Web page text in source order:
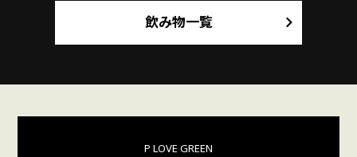
飲み物一覧
P LOVE GREEN